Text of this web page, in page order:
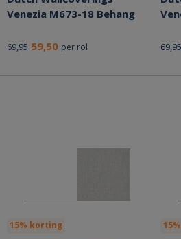
Venezia M673-18 Behang
69,95 59,50 per rol 69,95
15% korting